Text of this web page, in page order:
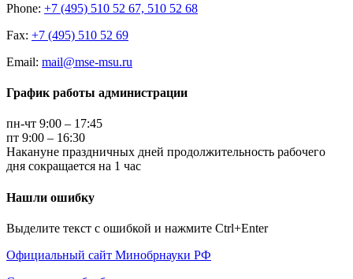
Phone: +7 (495) 510 52 67, 510 52 68
Fax: +7 (495) 510 52 69
Email: mail@mse-msu.ru
График работы администрации
пн-чт 9:00 – 17:45
пт 9:00 – 16:30
Накануне праздничных дней продолжительность рабочего
дня сокращается на 1 час
Нашли ошибку
Выделите текст с ошибкой и нажмите Ctrl+Enter
Официальный сайт Минобрнауки РФ